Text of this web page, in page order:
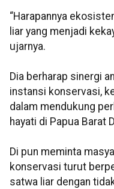
“Harapannya
liar yang menjadi
ujarnya.
Dia berharap sinergi
instansi konservasi,
dalam mendukung
hayati di Papua Barat
Di pun meminta
konservasi turut
satwa liar dengan